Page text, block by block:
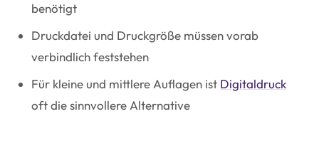
benötigt
Druckdatei und Druckgröße müssen vorab
verbindlich feststehen
Für kleine und mittlere Auflagen ist Digitaldruck
oft die sinnvollere Alternative